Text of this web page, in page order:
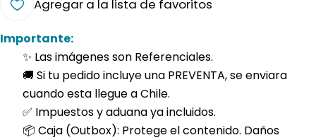
Agregar a la lista de favoritos
Importante:
✨ Las imágenes son Referenciales.
🚚 Si tu pedido incluye una PREVENTA, se enviara
cuando esta llegue a Chile.
✅ Impuestos y aduana ya incluidos.
📦 Caja (Outbox): Protege el contenido. Daños